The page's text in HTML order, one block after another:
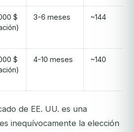
$
3-6 meses ~144
$
4-10 meses ~140
de EE. UU. es una
inequívocamente la elección